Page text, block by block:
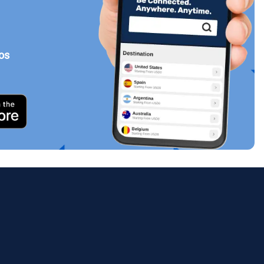
Cerrar ventana emergente